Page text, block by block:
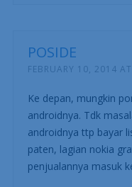
POSIDE
FEBRUARY 10, 2014
Ke depan, mungkin
androidnya. Tdk
androidnya ttp bayar
paten, lagian nokia
penjualannya masuk